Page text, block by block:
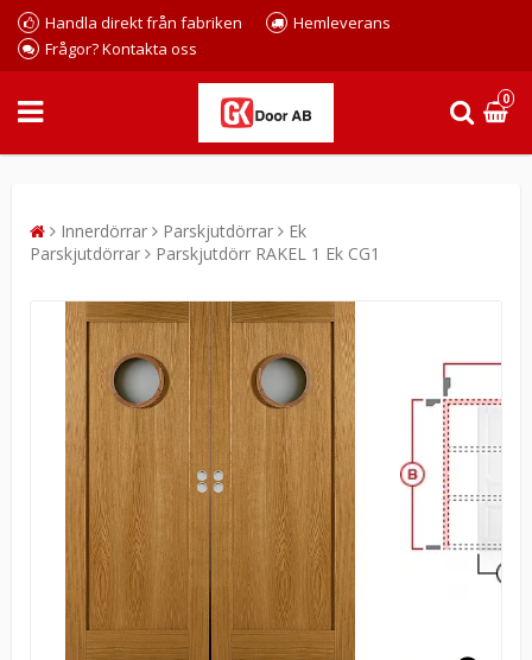
Handla direkt från fabriken
Hemleverans
Frågor? Kontakta oss
0
Innerdörrar Parskjutdörrar
Ek
Parskjutdörrar
Parskjutdörr RAKEL 1 Ek CG1